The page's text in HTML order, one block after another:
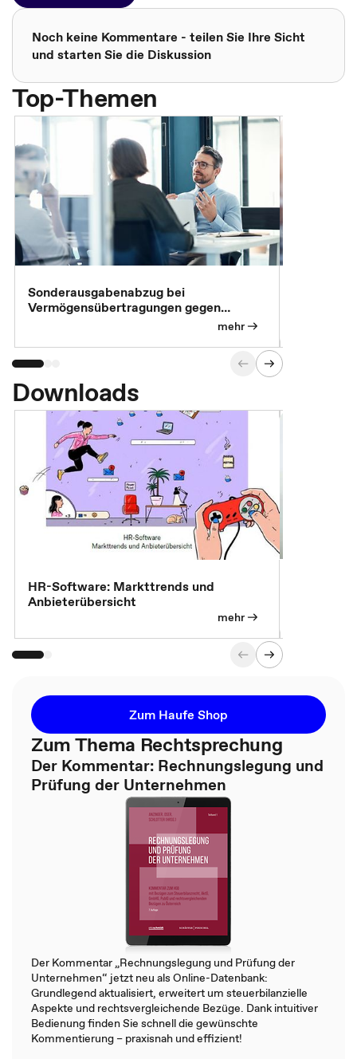
Noch keine Kommentare - teilen Sie Ihre Sicht
und starten Sie die Diskussion
Top-Themen
Sonderausgabenabzug bei
Vermögensübertragungen gegen
mehr
Downloads
HR-Software: Markttrends und
Anbieterübersicht
mehr
Zum Haufe Shop
Zum Thema Rechtsprechung
Der Kommentar: Rechnungslegung und
Prüfung der Unternehmen
Der Kommentar „Rechnungslegung und Prüfung der
Unternehmen“ jetzt neu als Online-Datenbank:
Grundlegend aktualisiert, erweitert um steuerbilanzielle
Aspekte und rechtsvergleichende Bezüge. Dank intuitiver
Bedienung finden Sie schnell die gewünschte
Kommentierung – praxisnah und effizient!